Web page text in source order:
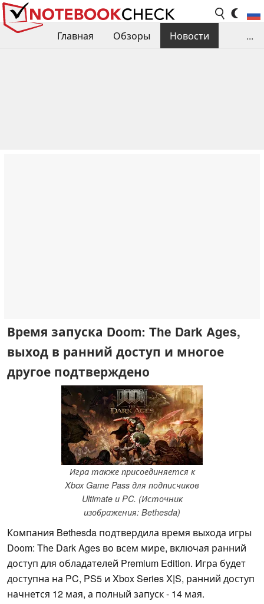
Главная Обзоры
Новости
...
Время запуска Doom: The Dark Ages,
выход в ранний доступ и многое
другое подтверждено
Игра также присоединяется к
Xbox Game Pass для подписчиков
Ultimate и PC. (Источник
изображения: Bethesda)
Компания Bethesda подтвердила время выхода игры
Doom: The Dark Ages во всем мире, включая ранний
доступ для обладателей Premium Edition. Игра будет
доступна на PC, PS5 и Xbox Series X|S, ранний доступ
начнется 12 мая, а полный запуск - 14 мая.